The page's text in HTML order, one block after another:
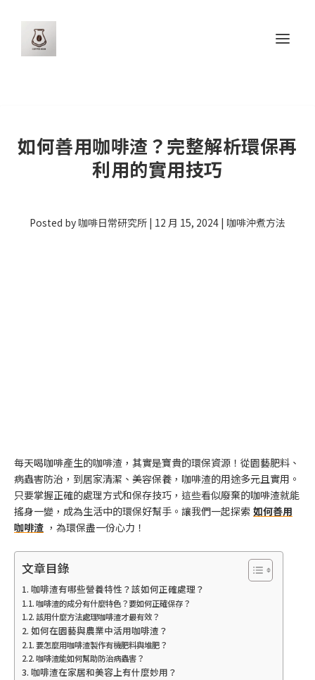
如何善用咖啡渣？完整解析環保再
利用的實用技巧
Posted by 咖啡日常研究所 | 12 月 15, 2024 | 咖啡沖煮方法
每天喝咖啡產生的咖啡渣，其實是寶貴的環保資源！從園藝肥料、
病蟲害防治，到居家清潔、美容保養，咖啡渣的用途多元且實用。
只要掌握正確的處理方式和保存技巧，這些看似廢棄的咖啡渣就能
搖身一變，成為生活中的環保好幫手。讓我們一起探索 如何善用
咖啡渣 ，為環保盡一份心力！
文章目錄
咖啡渣有哪些營養特性？該如何正確處理？
咖啡渣的成分有什麼特色？要如何正確保存？
該用什麼方法處理咖啡渣才最有效？
如何在園藝與農業中活用咖啡渣？
要怎麼用咖啡渣製作有機肥料與堆肥？
咖啡渣能如何幫助防治病蟲害？
咖啡渣在家居和美容上有什麼妙用？